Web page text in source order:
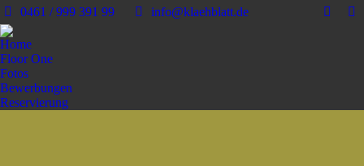
0461 / 999 391 99 info@klaehblatt.de
Home
Floor One
Fotos
Bewerbungen
Reservierung